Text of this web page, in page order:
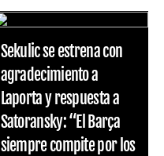
Sekulic se estrena con
agradecimiento a
Laporta y respuesta a
Satoransky: “El Barça
siempre compite por los